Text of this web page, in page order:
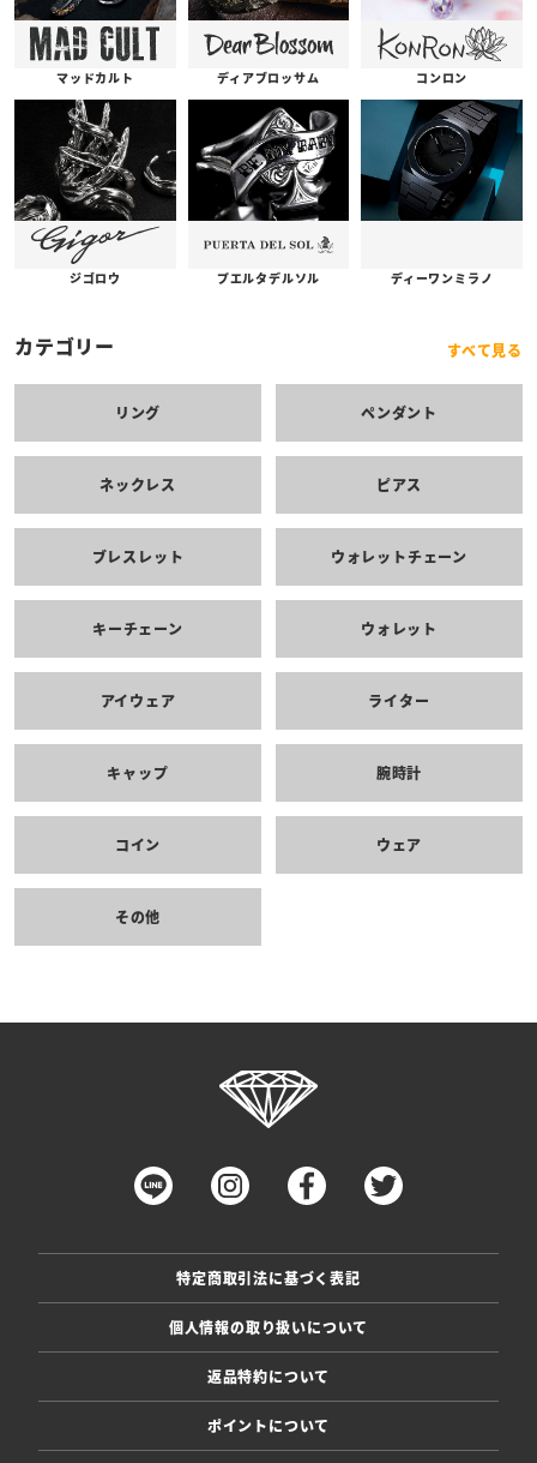
マッドカルト ディアブロッサム コンロン
ジゴロウ プエルタデルソル ディーワンミラノ
カテゴリー すべて見る
リング ペンダント
ネックレス ピアス
ブレスレット ウォレットチェーン
キーチェーン ウォレット
アイウェア ライター
キャップ 腕時計
コイン ウェア
その他
特定商取引法に基づく表記
個人情報の取り扱いについて
返品特約について
ポイントについて